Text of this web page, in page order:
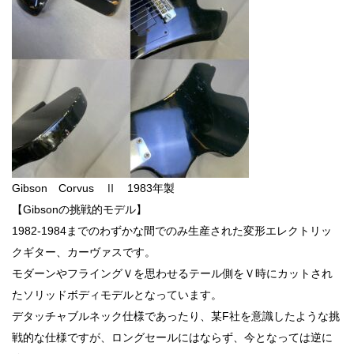
Gibson Corvus Ⅱ 1983年製
【Gibsonの挑戦的モデル】
1982-1984までのわずかな間でのみ生産された変形エレクトリッ
クギター、カーヴァスです。
モダーンやフライングＶを思わせるテール側をＶ時にカットされ
たソリッドボディモデルとなっています。
デタッチャブルネック仕様であったり、某F社を意識したような挑
戦的な仕様ですが、ロングセールにはならず、今となっては逆に